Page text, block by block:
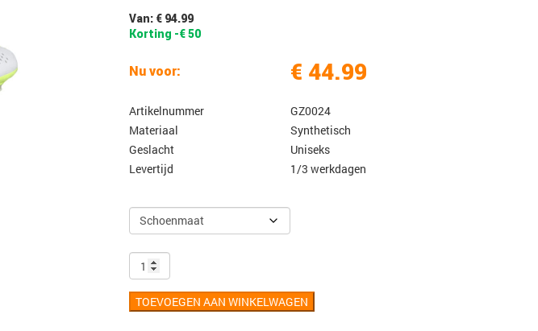
Van: € 94.99
Korting -€ 50
Nu voor: € 44.99
Artikelnummer
GZ0024
Materiaal
Synthetisch
Geslacht
Uniseks
Levertijd
1/3 werkdagen
TOEVOEGEN AAN WINKELWAGEN